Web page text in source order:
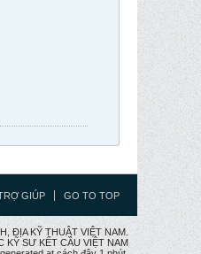
GIÚP GO TO TOP
ĐỊA KỸ THUẬT VIỆT NAM.
KỸ SƯ KẾT CÂU VIỆT NAM